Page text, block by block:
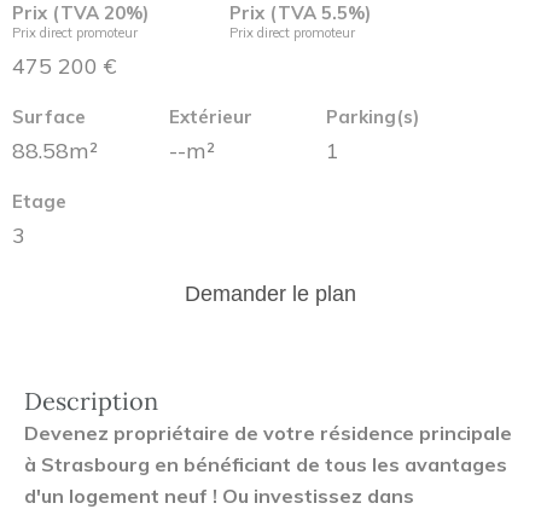
Prix (TVA 20%)
Prix direct promoteur
475 200 €
Prix (TVA 5.5%)
Prix direct promoteur
Surface
88.58m²
Extérieur
--m²
Parking(s)
1
Etage
3
Demander le plan
Description
Devenez propriétaire de votre résidence principale
à Strasbourg en bénéficiant de tous les avantages
d'un logement neuf ! Ou investissez dans